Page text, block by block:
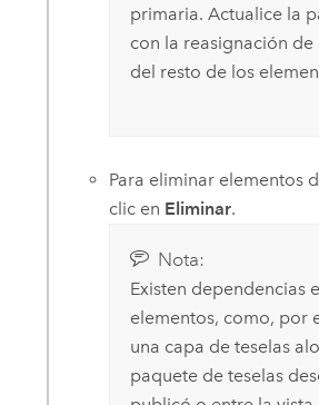
primaria. Actualice la
con la reasignación
del resto de los
Para eliminar elementos
clic en Eliminar.
Nota:
Existen dependencias
elementos, como, por
una capa de teselas
paquete de teselas